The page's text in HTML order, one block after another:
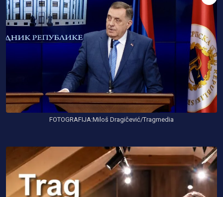
FOTOGRAFIJA:Miloš Dragičević/Tragmedia